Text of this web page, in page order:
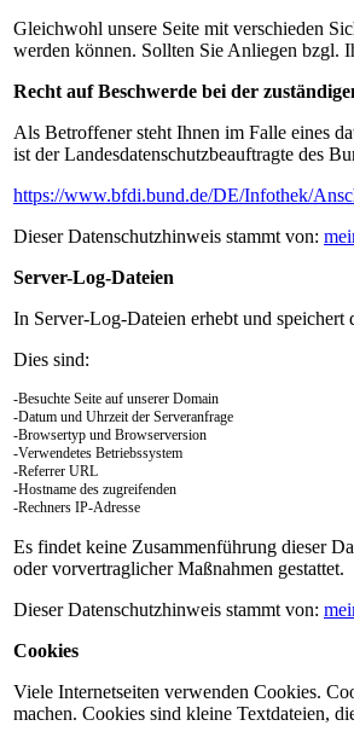
Gleichwohl unsere Seite mit verschieden
werden können. Sollten Sie Anliegen bzgl.
Recht auf Beschwerde bei der
Als Betroffener steht Ihnen im Falle eines
ist der Landesdatenschutzbeauftragte des
https://www.bfdi.bund.de/DE/Infothek/
Dieser Datenschutzhinweis stammt von:
Server-Log-Dateien
In Server-Log-Dateien erhebt und
Dies sind:
-Besuchte Seite auf unserer Domain
-Datum und Uhrzeit der Serveranfrage
-Browsertyp und Browserversion
-Verwendetes Betriebssystem
-Referrer URL
-Hostname des zugreifenden
-Rechners IP-Adresse
Es findet keine Zusammenführung dieser
oder vorvertraglicher Maßnahmen gestattet.
Dieser Datenschutzhinweis stammt von:
Cookies
Viele Internetseiten verwenden Cookies.
machen. Cookies sind kleine Textdateien,